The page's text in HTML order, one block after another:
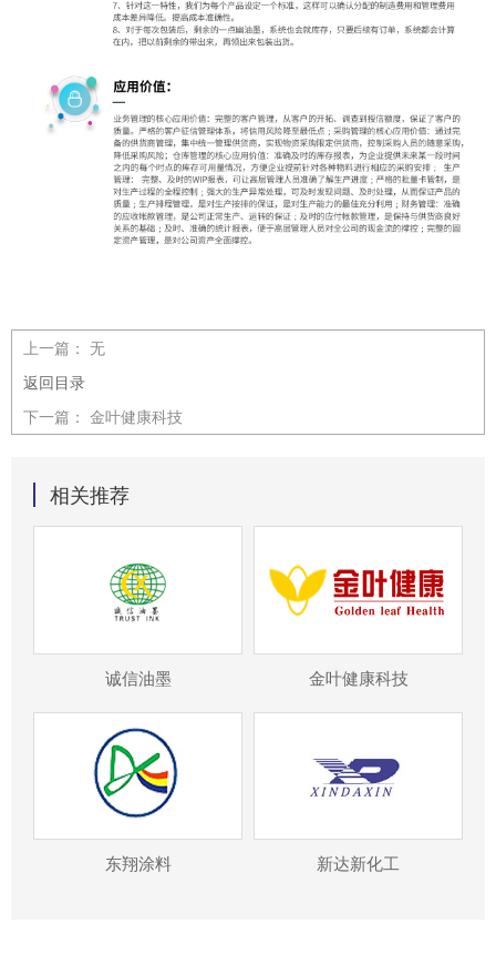
上一篇： 无
返回目录
下一篇： 金叶健康科技
相关推荐
诚信油墨 金叶健康科技
东翔涂料 新达新化工